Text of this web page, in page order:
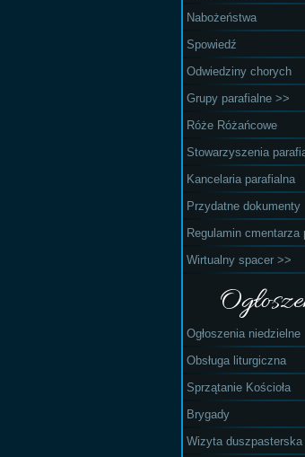
Nabożeństwa
Spowiedź
Odwiedziny chorych
Grupy parafialne >>
Róże Różańcowe
Stowarzyszenia
Kancelaria parafialna
Przydatne dokumenty
Regulamin cmentarza
Wirtualny spacer >>
Ogłoszenia niedzielne
Obsługa liturgiczna
Sprzątanie Kościoła
Brygady
Wizyta duszpasterska